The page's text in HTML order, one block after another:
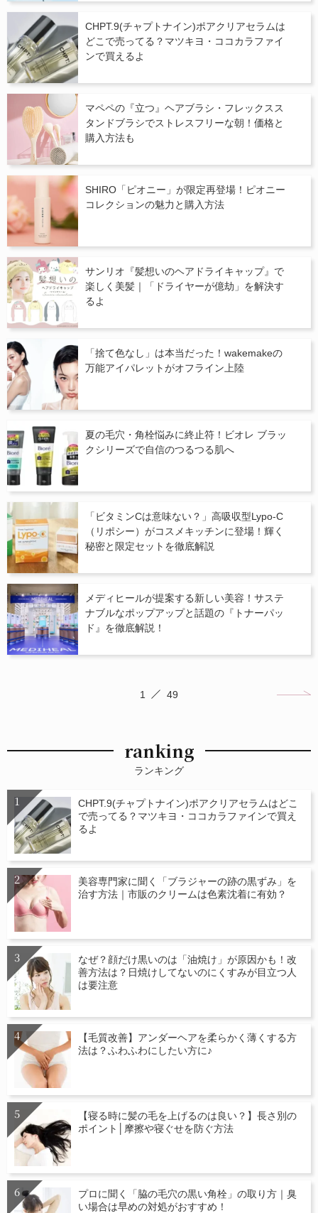
CHPT.9(チャプトナイン)ポアクリアセラムは
どこで売ってる？マツキヨ・ココカラファイ
ンで買えるよ
マペペの『立つ』ヘアブラシ・フレックスス
タンドブラシでストレスフリーな朝！価格と
購入方法も
SHIRO「ピオニー」が限定再登場！ピオニー
コレクションの魅力と購入方法
サンリオ『髪想いのヘアドライキャップ』で
楽しく美髪｜「ドライヤーが億劫」を解決す
るよ
「捨て色なし」は本当だった！wakemakeの
万能アイパレットがオフライン上陸
夏の毛穴・角栓悩みに終止符！ビオレ ブラッ
クシリーズで自信のつるつる肌へ
「ビタミンCは意味ない？」高吸収型Lypo-C
（リポシー）がコスメキッチンに登場！輝く
秘密と限定セットを徹底解説
メディヒールが提案する新しい美容！サステ
ナブルなポップアップと話題の『トナーパッ
ド』を徹底解説！
1 49
ranking
ランキング
CHPT.9(チャプトナイン)ポアクリアセラムはどこ
で売ってる？マツキヨ・ココカラファインで買え
るよ
美容専門家に聞く「ブラジャーの跡の黒ずみ」を
治す方法｜市販のクリームは色素沈着に有効？
なぜ？顔だけ黒いのは「油焼け」が原因かも！改
善方法は？日焼けしてないのにくすみが目立つ人
は要注意
【毛質改善】アンダーヘアを柔らかく薄くする方
法は？ふわふわにしたい方に♪
【寝る時に髪の毛を上げるのは良い？】長さ別の
ポイント│摩擦や寝ぐせを防ぐ方法
プロに聞く「脇の毛穴の黒い角栓」の取り方｜臭
い場合は早めの対処がおすすめ！